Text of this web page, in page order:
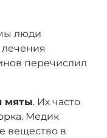
люди
перечислил
мяты. Их часто
Медик
вещество в